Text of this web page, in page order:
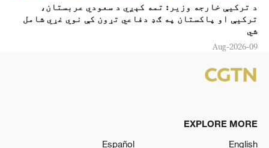
د ترکيې خارجه وزير: تمه کېږي د سعودي عربستان،
ترکيې او پاکستان په ګډ دفاعي تړون کې نوي غړي شامل
شي
09-Aug-2026
EXPLORE MORE
English
Español